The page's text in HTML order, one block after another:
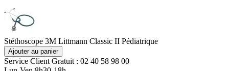
Stéthoscope 3M Littmann Classic II Pédiatrique
Ajouter au panier
Service Client Gratuit : 02 40 58 98 00